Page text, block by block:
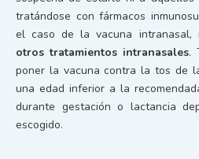
tratándose con fármacos
el caso de la vacuna intranasal,
otros tratamientos intranasales.
poner la vacuna contra la tos de
una edad inferior a la
durante gestación o lactancia
escogido.